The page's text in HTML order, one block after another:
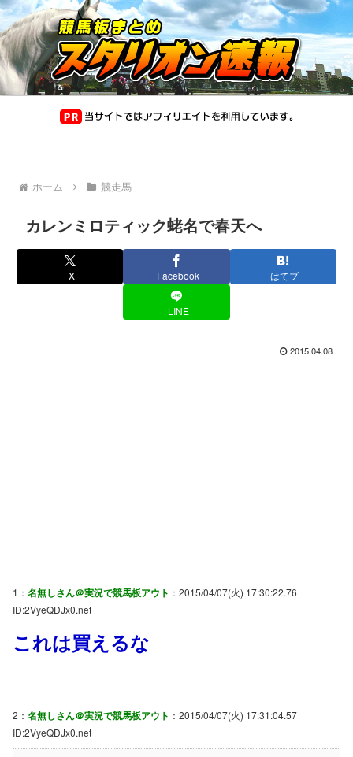
ホーム 競走馬
カレンミロティック蛯名で春天へ
X Facebook はてブ
LINE
2015.04.08
1： 名無しさん＠実況で競馬板アウト ：2015/04/07(火) 17:30:22.76
ID:2VyeQDJx0.net
これは買えるな
2： 名無しさん＠実況で競馬板アウト ：2015/04/07(火) 17:31:04.57
ID:2VyeQDJx0.net